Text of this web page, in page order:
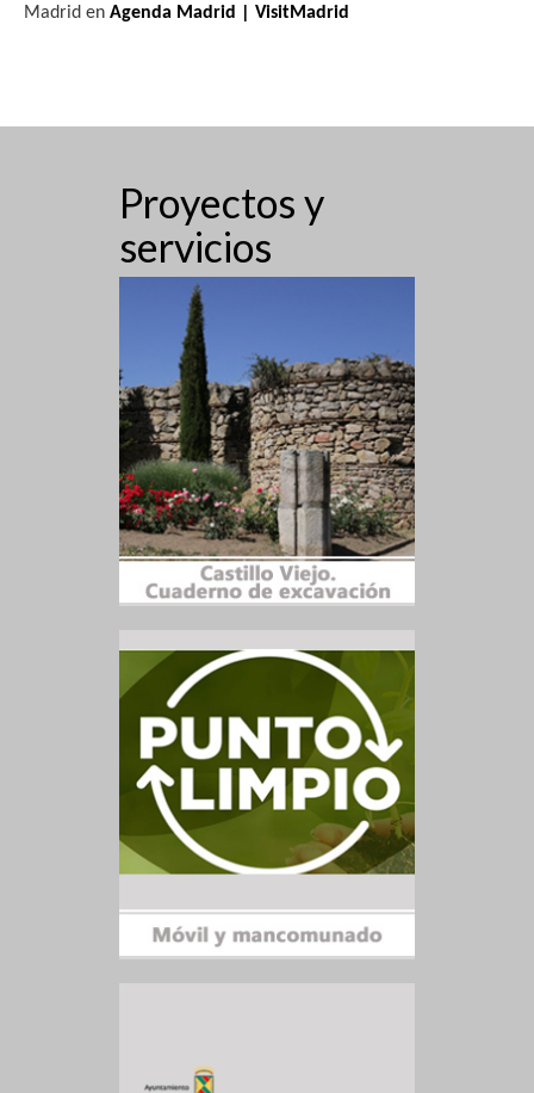
Madrid en Agenda Madrid | VisitMadrid
Proyectos y
servicios